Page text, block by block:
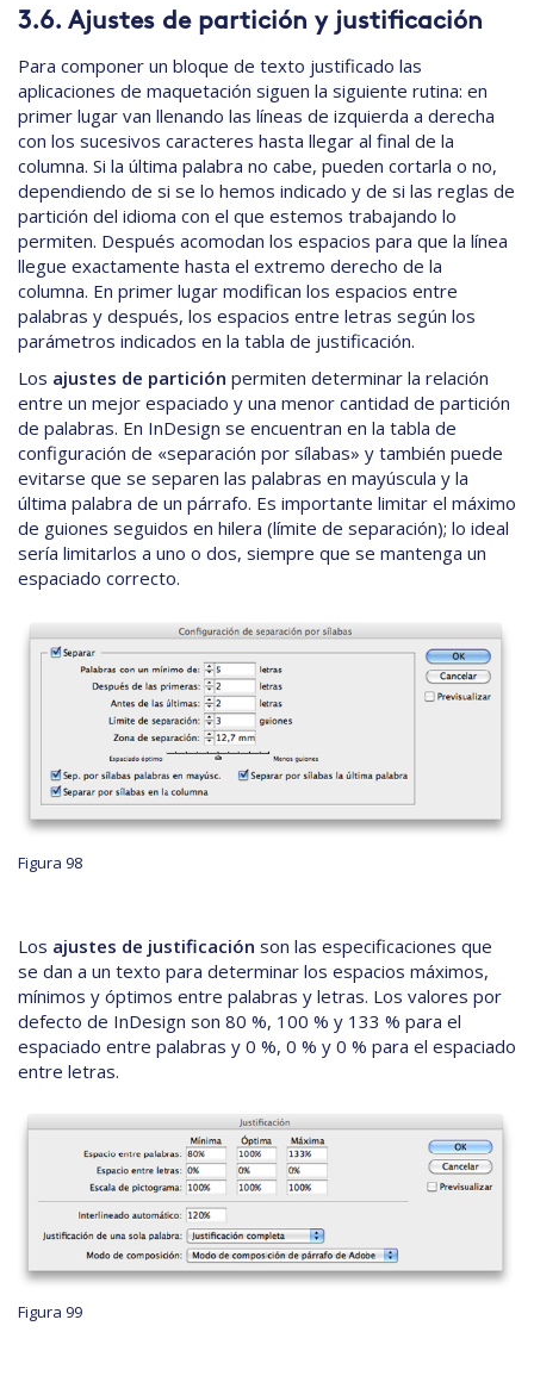
3.6. Ajustes de partición y justificación
Para componer un bloque de texto justificado las
aplicaciones de maquetación siguen la siguiente rutina: en
primer lugar van llenando las líneas de izquierda a derecha
con los sucesivos caracteres hasta llegar al final de la
columna. Si la última palabra no cabe, pueden cortarla o no,
dependiendo de si se lo hemos indicado y de si las reglas de
partición del idioma con el que estemos trabajando lo
permiten. Después acomodan los espacios para que la línea
llegue exactamente hasta el extremo derecho de la
columna. En primer lugar modifican los espacios entre
palabras y después, los espacios entre letras según los
parámetros indicados en la tabla de justificación.
Los ajustes de partición permiten determinar la relación
entre un mejor espaciado y una menor cantidad de partición
de palabras. En InDesign se encuentran en la tabla de
configuración de «separación por sílabas» y también puede
evitarse que se separen las palabras en mayúscula y la
última palabra de un párrafo. Es importante limitar el máximo
de guiones seguidos en hilera (límite de separación); lo ideal
sería limitarlos a uno o dos, siempre que se mantenga un
espaciado correcto.
Figura 98
Los ajustes de justificación son las especificaciones que
se dan a un texto para determinar los espacios máximos,
mínimos y óptimos entre palabras y letras. Los valores por
defecto de InDesign son 80 %, 100 % y 133 % para el
espaciado entre palabras y 0 %, 0 % y 0 % para el espaciado
entre letras.
Figura 99